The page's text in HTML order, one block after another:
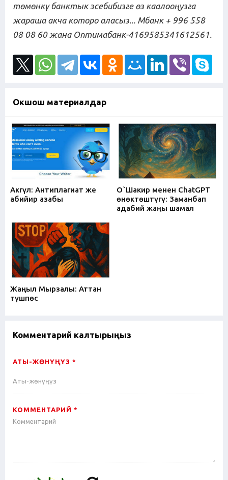
төмөнкү банктык эсебибизге өз каалооңузга
жараша акча которо аласыз... Мбанк + 996 558
08 08 60жана Оптимабанк-4169585341612561.
Окшош материалдар
Акгүл: Антиплагиат же
абийир азабы
О`Шакир менен ChatGPT
өнөктөштүгү: Заманбап
адабий жаңы шамал
Жаңыл Мырзалы: Аттан
түшпөс
Комментарий калтырыңыз
АТЫ-ЖӨНҮҢҮЗ *
КОММЕНТАРИЙ *